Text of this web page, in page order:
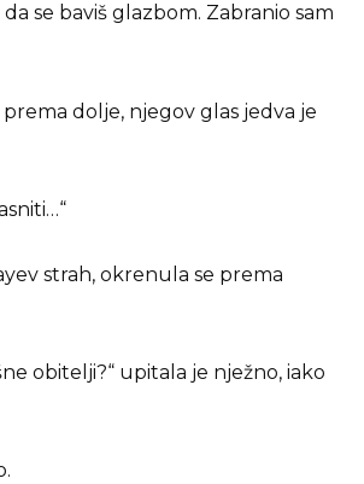
da se baviš glazbom. Zabranio sam
dolje, njegov glas jedva je
strah, okrenula se prema
obitelji?“ upitala je nježno, iako